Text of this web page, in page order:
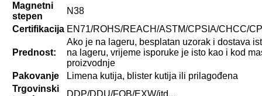
Magnetni
stepen
N38
Certifikacija EN71/ROHS/REACH/ASTM/CPSIA/CHCC/
Prednost:
Ako je na lageru, besplatan uzorak i dostava
na lageru, vrijeme isporuke je isto kao i kod
proizvodnje
Pakovanje
Limena kutija, blister kutija ili prilagođena
Trgovinski